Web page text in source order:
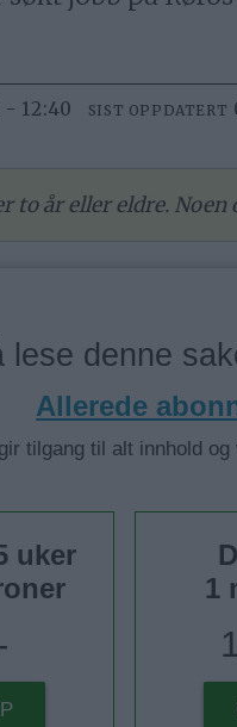
- 12:40 SIST OPPDATERT
to år eller eldre.
lese denne
Allerede
tilgang til alt innhold
uker
1